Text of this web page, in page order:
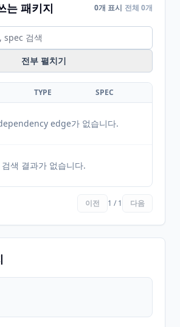
는 패키지 0개 표시 전체 0개
전부 펼치기
TYPE SPEC
edge가 없습니다.
검색 결과가 없습니다.
이전 1 / 1 다음